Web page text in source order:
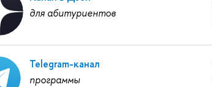
для абитуриентов
Telegram-канал
программы